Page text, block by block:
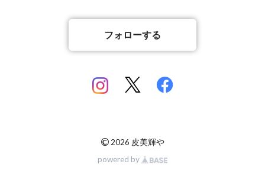
フォローする
©2026 皮美輝や
powered by